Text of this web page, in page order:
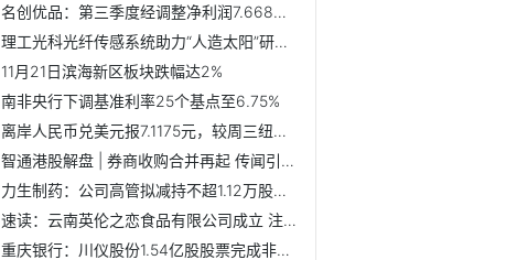
名创优品：第三季度经调整净利润7.668亿元 同比增长11.7%
理工光科光纤传感系统助力“人造太阳”研究|每日快讯
11月21日滨海新区板块跌幅达2%
南非央行下调基准利率25个基点至6.75%
离岸人民币兑美元报7.1175元，较周三纽约尾盘涨1点_焦点短讯
智通港股解盘 | 券商收购合并再起 传闻引发地产走强
力生制药：公司高管拟减持不超1.12万股公司股份
速读：云南英伦之恋食品有限公司成立 注册资本300万人民币
重庆银行：川仪股份1.54亿股股票完成非交易过户